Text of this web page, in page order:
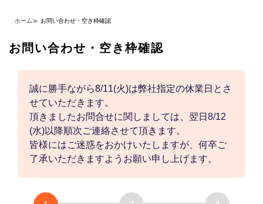
ホーム≫ お問い合わせ・空き枠確認
お問い合わせ・空き枠確認
誠に勝手ながら8/11(火)は弊社指定の休業日とさ
せていただきます。
頂きましたお問合せに関しましては、翌日8/12
(水)以降順次ご連絡させて頂きます。
皆様にはご迷惑をおかけいたしますが、何卒ご
了承いただきますようお願い申し上げます。